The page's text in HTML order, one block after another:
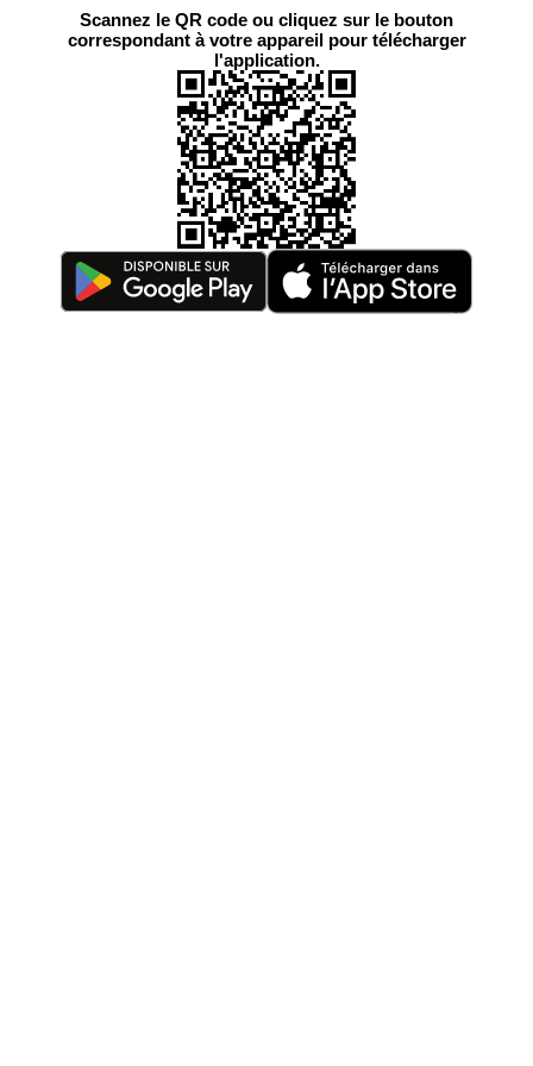
Scannez le QR code ou cliquez sur le bouton
correspondant à votre appareil pour télécharger
l'application.